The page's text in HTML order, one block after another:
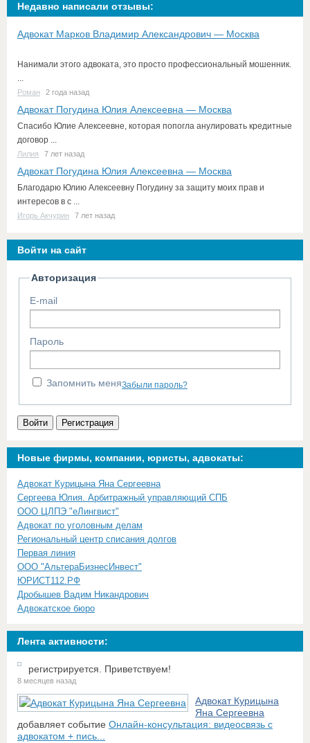
Недавно написали отзывы:
Адвокат Марков Владимир Александрович — Москва
Нанимали этого адвоката, это просто профессиональный мошенник.
...
Роман 2 года назад
Адвокат Погудина Юлия Алексеевна — Москва
Спасибо Юлие Алексеевне, которая попогла анулировать кредитные
договор ...
Лилия 7 лет назад
Адвокат Погудина Юлия Алексеевна — Москва
Благодарю Юлию Алексеевну Погудину за защиту моих прав и
интересов в с ...
Игорь Акчурин 7 лет назад
Войти на сайт
Авторизация
E-mail
Пароль
Запомнить меняЗабыли пароль?
Войти Регистрация
Новые фирмы, компании, юристы, адвокаты:
Адвокат Курицына Яна Сергеевна
Сергеева Юлия. Арбитражный управляющий СПБ
ООО ЦЛПЭ "еЛингвист"
Адвокат по уголовным делам
Региональный центр списания долгов
Первая линия
ООО "АльтераБизнесИнвест"
ЮРИСТ112.РФ
Дробышев Вадим Никандрович
Адвокатское бюро
Лента активности:
регистрируется. Приветствуем!
8 месяцев назад
Адвокат Курицына
Яна Сергеевна
добавляет событие Онлайн-консультация: видеосвязь с
адвокатом + пись...